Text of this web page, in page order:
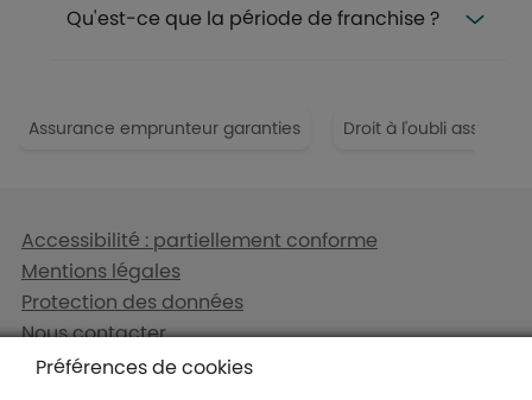
Qu'est-ce que la période de franchise ?
Assurance emprunteur garanties Droit à l'oubli
Liens en bas de page
Accessibilité : partiellement conforme
Mentions légales
Protection des données
Nous contacter
Plan du site
Préférences de cookies